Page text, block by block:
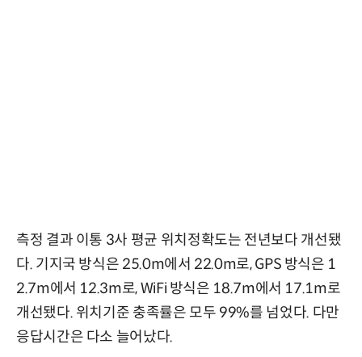
측정 결과 이통 3사 평균 위치정확도는 전년보다 개선됐
다. 기지국 방식은 25.0m에서 22.0m로, GPS 방식은 1
2.7m에서 12.3m로, WiFi 방식은 18.7m에서 17.1m로
개선됐다. 위치기준 충족률은 모두 99%를 넘었다. 다만
응답시간은 다소 늘어났다.